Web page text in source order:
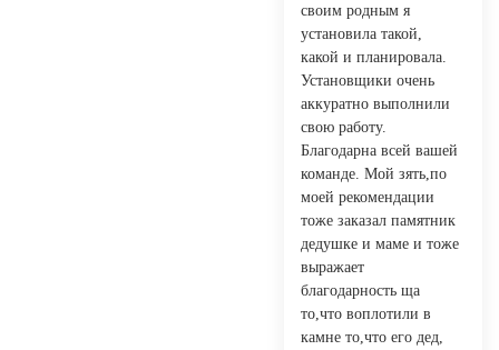
своим родным я
установила такой,
какой и планировала.
Установщики очень
аккуратно выполнили
свою работу.
Благодарна всей вашей
команде. Мой зять,по
моей рекомендации
тоже заказал памятник
дедушке и маме и тоже
выражает
благодарность ща
то,что воплотили в
камне то,что его дед,